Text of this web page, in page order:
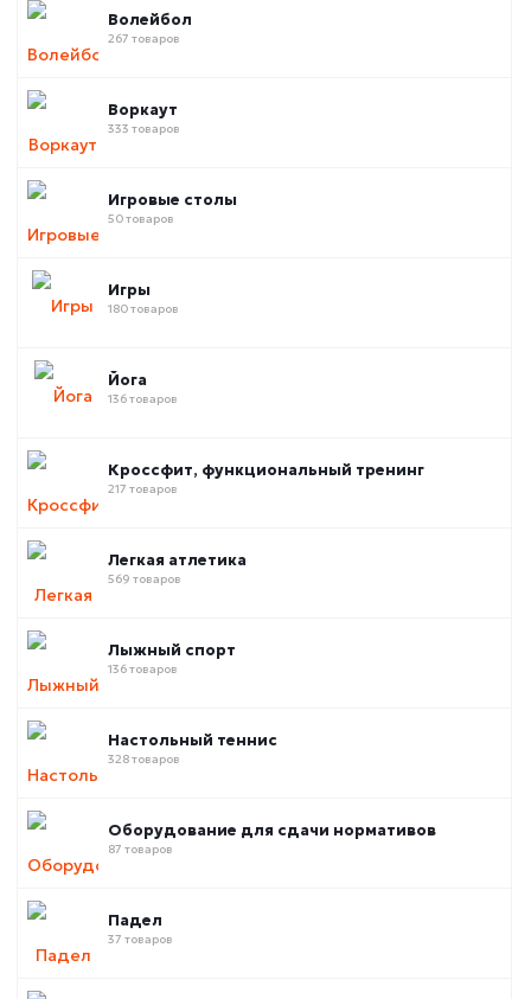
Волейбол
267 товаров
Воркаут
333 товаров
Игровые столы
50 товаров
Игры
180 товаров
Йога
136 товаров
Кроссфит, функциональный тренинг
217 товаров
Легкая атлетика
569 товаров
Лыжный спорт
136 товаров
Настольный теннис
328 товаров
Оборудование для сдачи нормативов
87 товаров
Падел
37 товаров